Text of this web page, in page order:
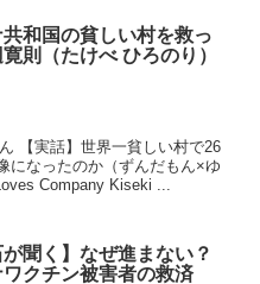
共和国の貧しい村を救っ
則（たけべ ひろのり）
【実話】世界一貧しい村で26
になったのか（ずんだもん×ゆ
Company Kiseki ...
が聞く】なぜ進まない？
ワクチン被害者の救済